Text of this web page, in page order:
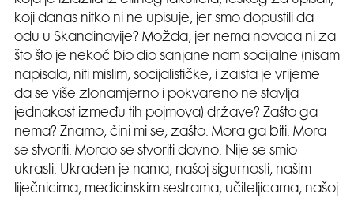
koji danas nitko ni ne upisuje, jer smo dopustili da
odu u Skandinavije? Možda, jer nema novaca ni za
što što je nekoć bio dio sanjane nam socijalne (nisam
napisala, niti mislim, socijalističke, i zaista je vrijeme
da se više zlonamjerno i pokvareno ne stavlja
jednakost između tih pojmova) države? Zašto ga
nema? Znamo, čini mi se, zašto. Mora ga biti. Mora
se stvoriti. Morao se stvoriti davno. Nije se smio
ukrasti. Ukraden je nama, našoj sigurnosti, našim
liječnicima, medicinskim sestrama, učiteljicama, našoj